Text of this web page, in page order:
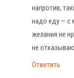
напротив,
надо еду — с
желания не
не
Ответить